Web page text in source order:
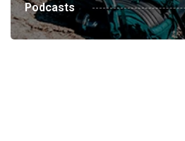
Podcasts